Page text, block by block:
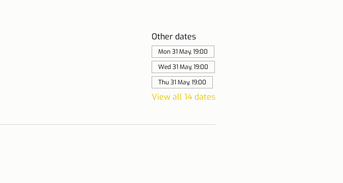
Other dates
Mon 31 May, 19:00
Wed 31 May, 19:00
Thu 31 May, 19:00
View all 14 dates